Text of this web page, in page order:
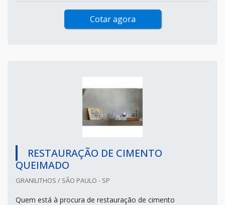
Cotar agora
RESTAURAÇÃO DE CIMENTO
QUEIMADO
GRANILITHOS / SÃO PAULO - SP
Quem está à procura de restauração de cimento